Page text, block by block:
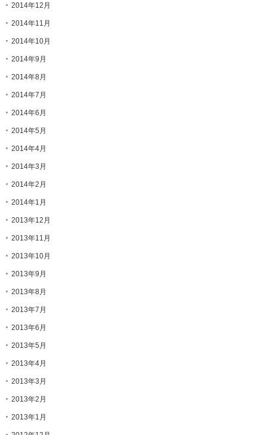
2014年12月
2014年11月
2014年10月
2014年9月
2014年8月
2014年7月
2014年6月
2014年5月
2014年4月
2014年3月
2014年2月
2014年1月
2013年12月
2013年11月
2013年10月
2013年9月
2013年8月
2013年7月
2013年6月
2013年5月
2013年4月
2013年3月
2013年2月
2013年1月